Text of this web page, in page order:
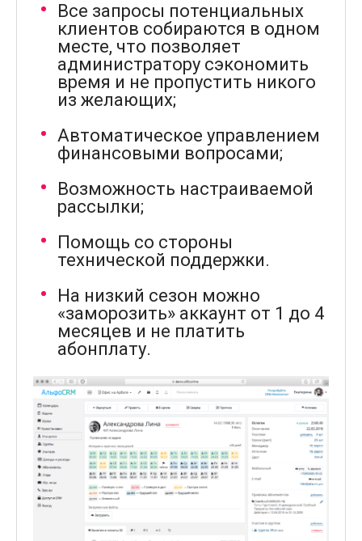
Все запросы потенциальных
клиентов собираются в одном
месте, что позволяет
администратору сэкономить
время и не пропустить никого
из желающих;
Автоматическое управлением
финансовыми вопросами;
Возможность настраиваемой
рассылки;
Помощь со стороны
технической поддержки.
На низкий сезон можно
«заморозить» аккаунт от 1 до 4
месяцев и не платить
абонплату.